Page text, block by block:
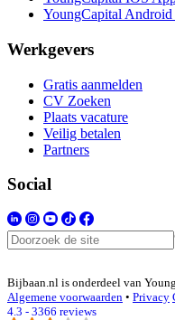
YoungCapital
Werkgevers
Gratis aanmelden
CV Zoeken
Plaats vacature
Veilig betalen
Partners
Social
Bijbaan.nl is onderdeel van
Algemene voorwaarden • Privacy
4.3 - 3366 reviews